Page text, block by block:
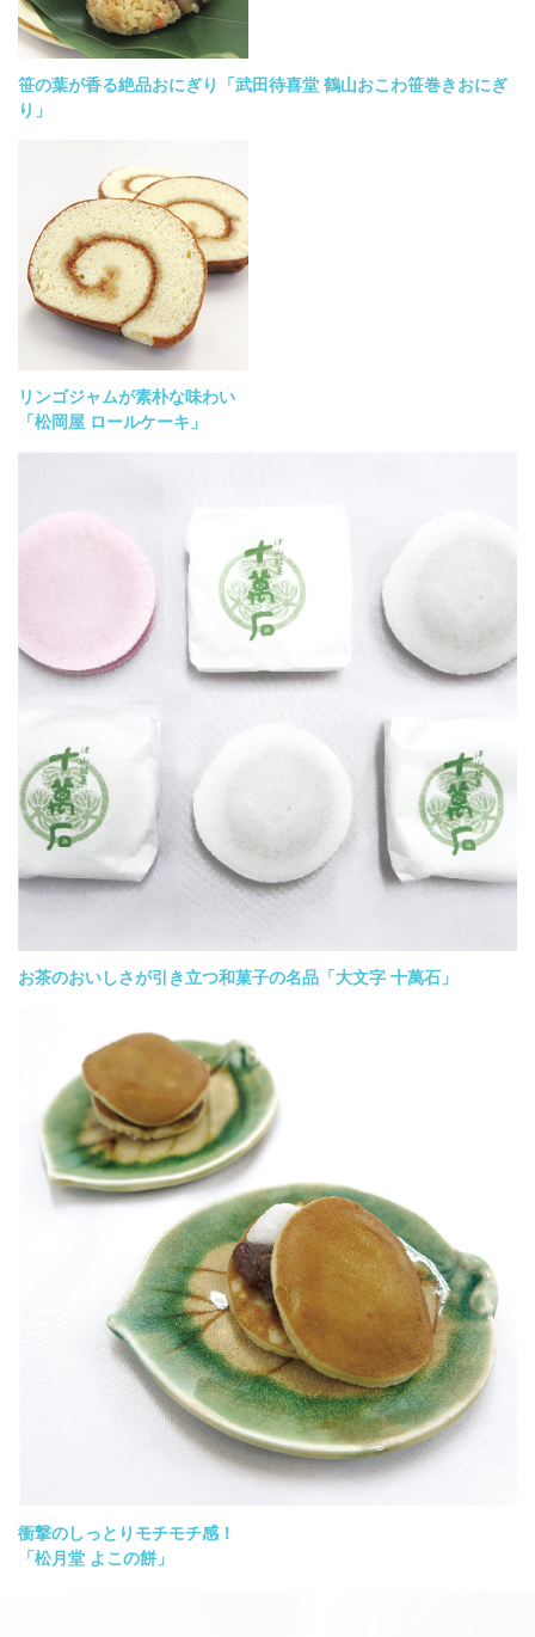
笹の葉が香る絶品おにぎり「武田待喜堂 鶴山おこわ笹巻きおにぎ
り」
リンゴジャムが素朴な味わい
「松岡屋 ロールケーキ」
お茶のおいしさが引き立つ和菓子の名品「大文字 十萬石」
衝撃のしっとりモチモチ感！
「松月堂 よこの餅」